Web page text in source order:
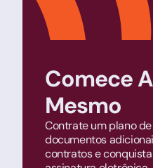
Comece
Mesmo
Contrate um plano
documentos
contratos e